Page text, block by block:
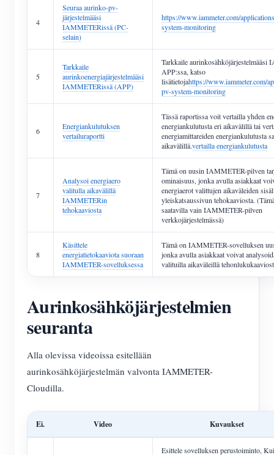
4
Seuraa aurinko-pv-
järjestelmääsi
IAMMETERissä (PC-
selain)
https://www.iammeter.com/
system-monitoring
5
Tarkkaile
aurinkoenergiajärjestelmääsi
IAMMETERissä (APP)
Tarkkaile aurinkosähköjärjestelmääsi
APP:ssa, katso
lisätietojahttps://www.iammeter.com/
pv-system-monitoring
6
Energiankulutuksen
vertailuraportti
Tässä raportissa voit vertailla yhden
energiankulutusta eri aikavälillä tai
energiamittareiden energiankulutusta
aikavälillä.vertailla energiankulutusta
7
Analysoi energiaero
valitulla aikavälillä
IAMMETERin
tehokaaviosta
Tämä on uusin IAMMETER-pilven
ominaisuus, jonka avulla asiakkaat
energiaerot valittujen aikaväleiden
yleiskatsaussivun tehokaaviosta.
saatavilla vain IAMMETER-pilven
verkkojärjestelmässä)
8
Käsittele
energiatietokaaviota suoraan
IAMMETER-sovelluksessa
Tämä on IAMMETER-sovelluksen
jonka avulla asiakkaat voivat
valituilla aikaväleillä
Aurinkosähköjärjestelmien
seuranta
Alla olevissa videoissa esitellään
aurinkosähköjärjestelmän valvonta IAMMETER-
Cloudilla.
Ei. Video Kuvaukset
Esittele sovelluksen perustoiminto,